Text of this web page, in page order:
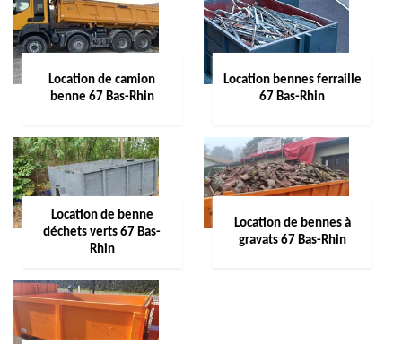
Location de camion
benne 67 Bas-Rhin
Location bennes ferraille
67 Bas-Rhin
Location de benne
déchets verts 67 Bas-
Rhin
Location de bennes à
gravats 67 Bas-Rhin